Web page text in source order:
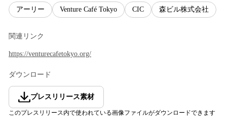
アーリー Venture Café Tokyo CIC 森ビル株式会社
関連リンク
https://venturecafetokyo.org/
ダウンロード
プレスリリース素材
このプレスリリース内で使われている画像ファイルがダウンロードできます